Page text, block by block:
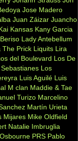
Jose Madero
Juan Záizar Juancho
Kansas Kany Garcia
Lady Antebellum
The Prick Liquits Lira
del Boulevard Los De
Los
Luis Aguilé Luis
M clan Maddie & Tae
Turizo Marcelino
Martín Urieta
Mijares Mike Oldfield
Natalie Imbruglia
PRS Pablo